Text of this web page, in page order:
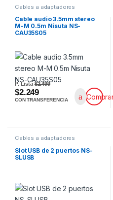
Cables a adaptadores
Cable audio 3.5mm stereo
M-M 0.5m Nisuta NS-
CAU35S05
P. Lista$2.499
$2.249
CON TRANSFERENCIA
Cables a adaptadores
Slot USB de 2 puertos NS-
SLUSB